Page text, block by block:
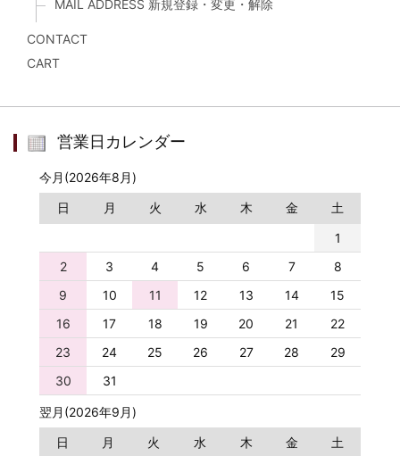
MAIL ADDRESS 新規登録・変更・解除
CONTACT
CART
営業日カレンダー
今月(2026年8月)
日
月 火 水 木 金
土
1
2
3 4 5 6 7
8
9
10 11 12 13 14
15
16
17 18 19 20 21
22
23
24 25 26 27 28
29
30
31
翌月(2026年9月)
日
月 火 水 木 金
土